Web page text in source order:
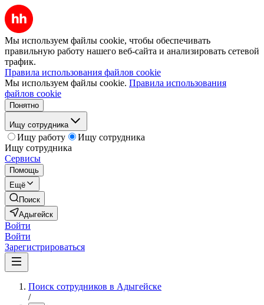
Мы используем файлы cookie, чтобы обеспечивать
правильную работу нашего веб-сайта и анализировать сетевой
трафик.
Правила использования файлов cookie
Мы используем файлы cookie. Правила использования
файлов cookie
Понятно
Ищу сотрудника
Ищу работу
Ищу сотрудника
Ищу сотрудника
Сервисы
Помощь
Ещё
Поиск
Адыгейск
Войти
Войти
Зарегистрироваться
Поиск сотрудников в Адыгейске
/